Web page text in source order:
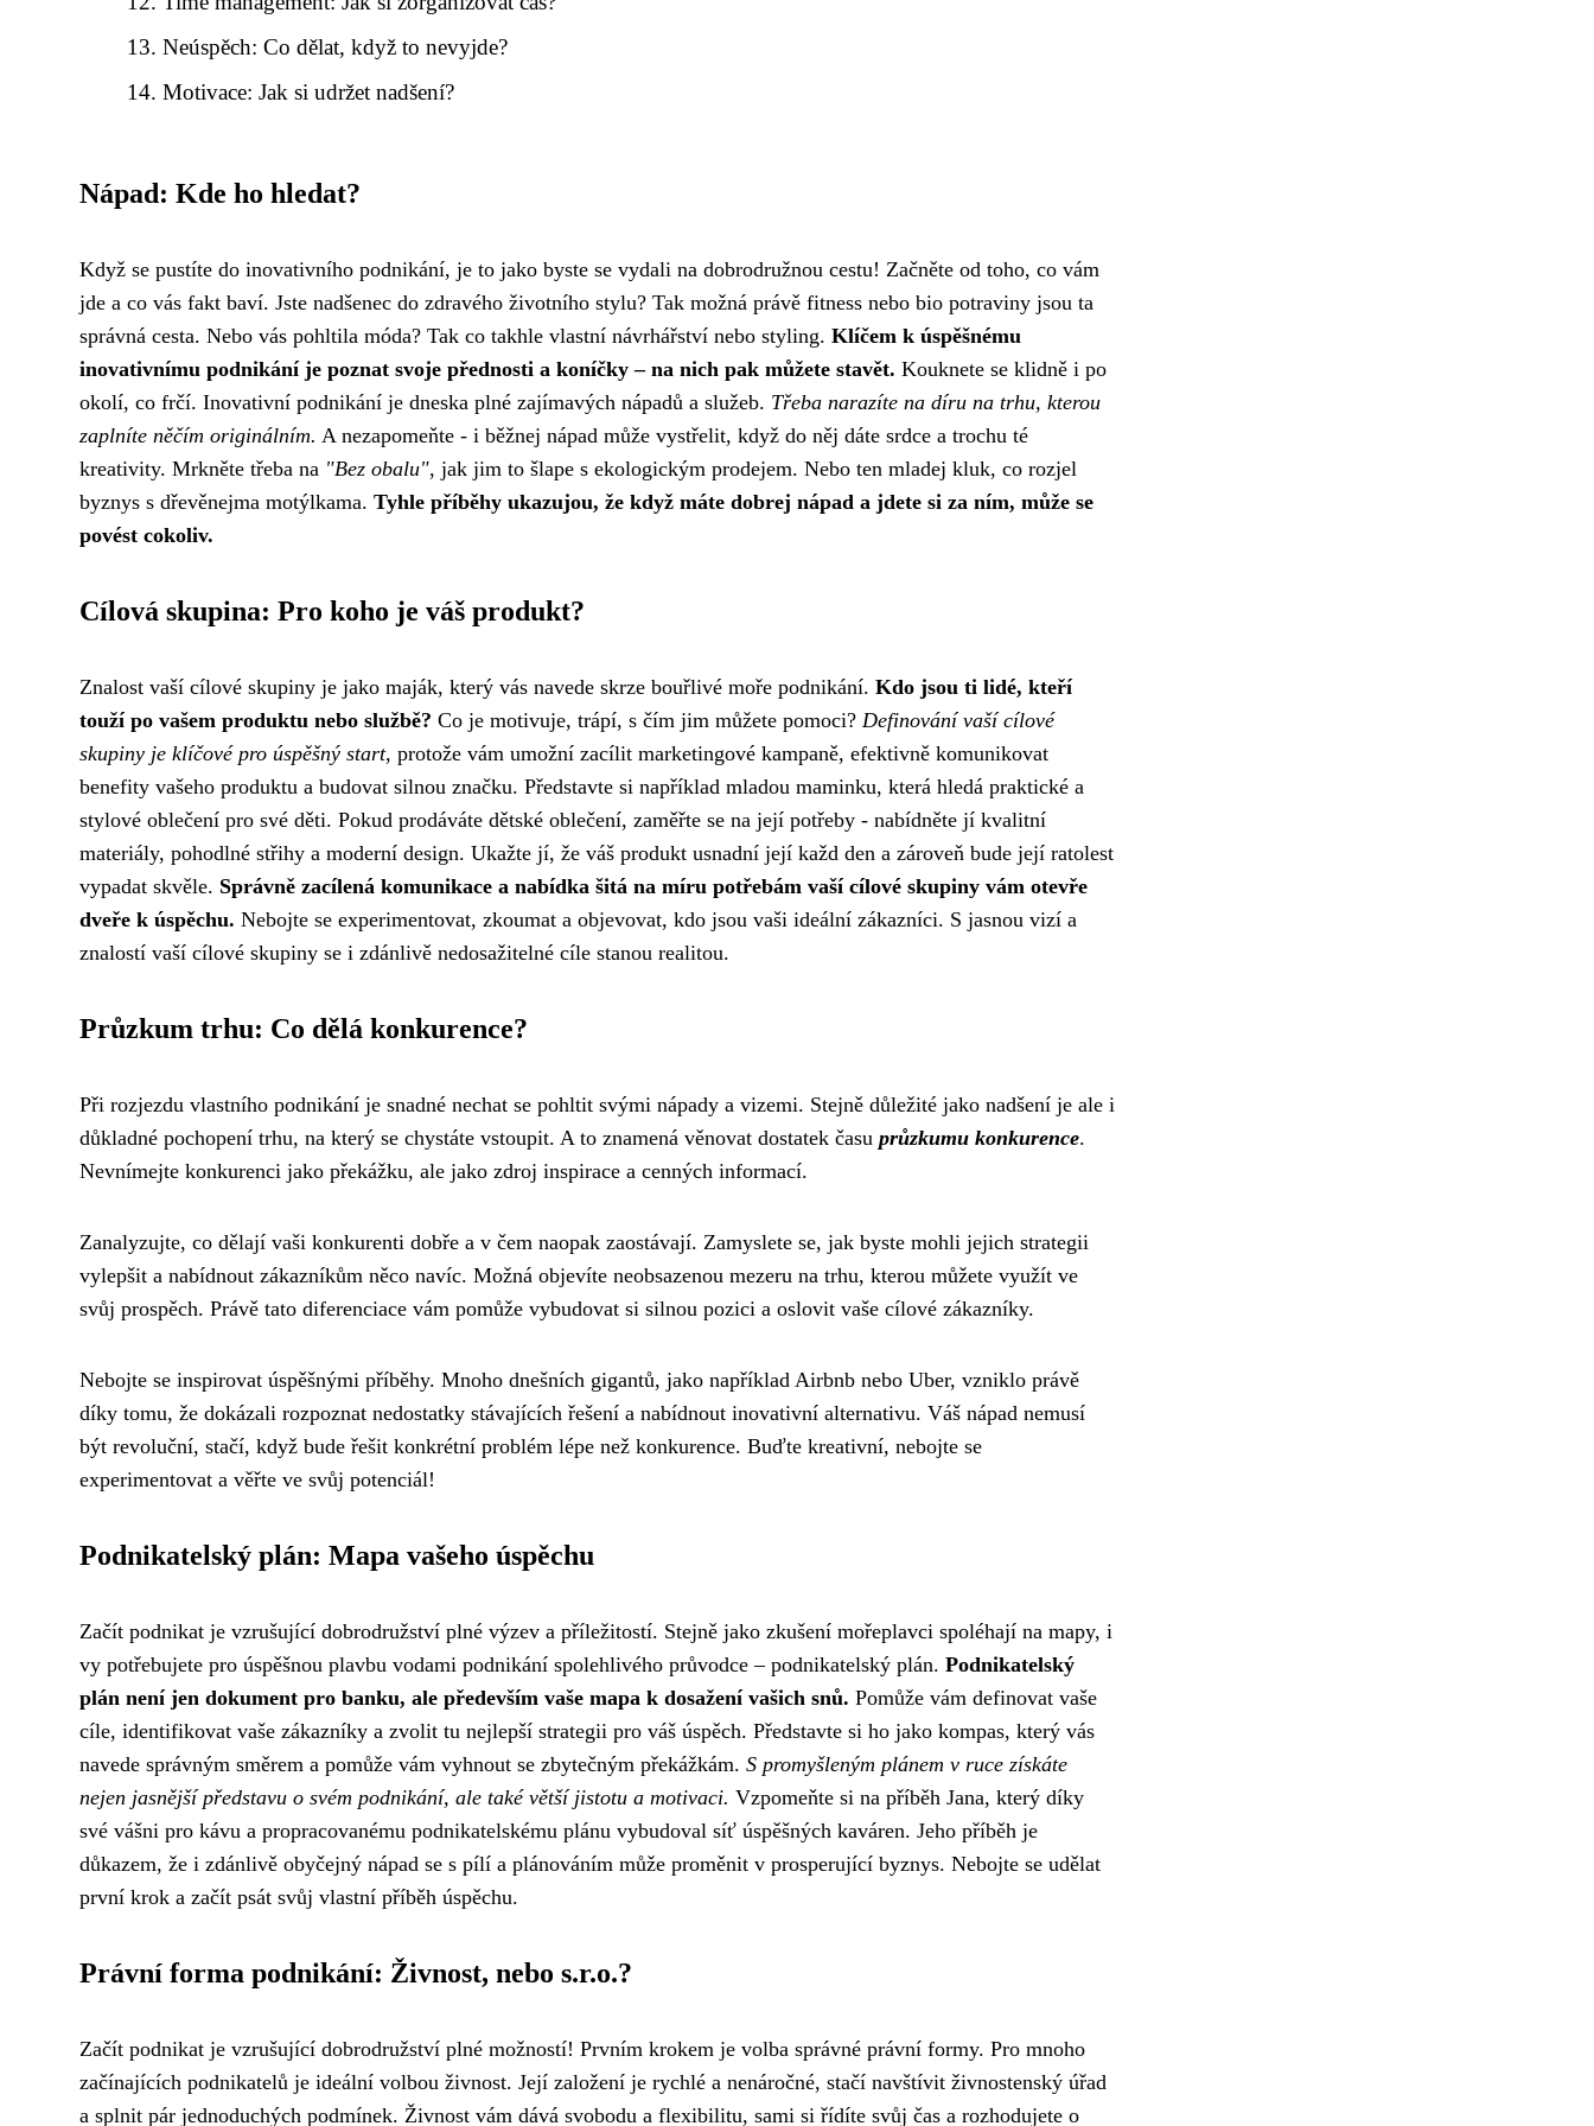
Neúspěch: Co dělat, když to nevyjde?
Motivace: Jak si udržet nadšení?
Nápad: Kde ho hledat?
Když se pustíte do inovativního podnikání, je to jako byste se vydali na dobrodružnou cestu! Začněte od toho, co vám
jde a co vás fakt baví. Jste nadšenec do zdravého životního stylu? Tak možná právě fitness nebo bio potraviny jsou ta
správná cesta. Nebo vás pohltila móda? Tak co takhle vlastní návrhářství nebo styling. Klíčem k úspěšnému
inovativnímu podnikání je poznat svoje přednosti a koníčky – na nich pak můžete stavět. Kouknete se klidně i po
okolí, co frčí. Inovativní podnikání je dneska plné zajímavých nápadů a služeb. Třeba narazíte na díru na trhu, kterou
zaplníte něčím originálním. A nezapomeňte - i běžnej nápad může vystřelit, když do něj dáte srdce a trochu té
kreativity. Mrkněte třeba na "Bez obalu", jak jim to šlape s ekologickým prodejem. Nebo ten mladej kluk, co rozjel
byznys s dřevěnejma motýlkama. Tyhle příběhy ukazujou, že když máte dobrej nápad a jdete si za ním, může se
povést cokoliv.
Cílová skupina: Pro koho je váš produkt?
Znalost vaší cílové skupiny je jako maják, který vás navede skrze bouřlivé moře podnikání. Kdo jsou ti lidé, kteří
touží po vašem produktu nebo službě? Co je motivuje, trápí, s čím jim můžete pomoci? Definování vaší cílové
skupiny je klíčové pro úspěšný start, protože vám umožní zacílit marketingové kampaně, efektivně komunikovat
benefity vašeho produktu a budovat silnou značku. Představte si například mladou maminku, která hledá praktické a
stylové oblečení pro své děti. Pokud prodáváte dětské oblečení, zaměřte se na její potřeby - nabídněte jí kvalitní
materiály, pohodlné střihy a moderní design. Ukažte jí, že váš produkt usnadní její každ den a zároveň bude její ratolest
vypadat skvěle. Správně zacílená komunikace a nabídka šitá na míru potřebám vaší cílové skupiny vám otevře
dveře k úspěchu. Nebojte se experimentovat, zkoumat a objevovat, kdo jsou vaši ideální zákazníci. S jasnou vizí a
znalostí vaší cílové skupiny se i zdánlivě nedosažitelné cíle stanou realitou.
Průzkum trhu: Co dělá konkurence?
Při rozjezdu vlastního podnikání je snadné nechat se pohltit svými nápady a vizemi. Stejně důležité jako nadšení je ale i
důkladné pochopení trhu, na který se chystáte vstoupit. A to znamená věnovat dostatek času průzkumu konkurence.
Nevnímejte konkurenci jako překážku, ale jako zdroj inspirace a cenných informací.
Zanalyzujte, co dělají vaši konkurenti dobře a v čem naopak zaostávají. Zamyslete se, jak byste mohli jejich strategii
vylepšit a nabídnout zákazníkům něco navíc. Možná objevíte neobsazenou mezeru na trhu, kterou můžete využít ve
svůj prospěch. Právě tato diferenciace vám pomůže vybudovat si silnou pozici a oslovit vaše cílové zákazníky.
Nebojte se inspirovat úspěšnými příběhy. Mnoho dnešních gigantů, jako například Airbnb nebo Uber, vzniklo právě
díky tomu, že dokázali rozpoznat nedostatky stávajících řešení a nabídnout inovativní alternativu. Váš nápad nemusí
být revoluční, stačí, když bude řešit konkrétní problém lépe než konkurence. Buďte kreativní, nebojte se
experimentovat a věřte ve svůj potenciál!
Podnikatelský plán: Mapa vašeho úspěchu
Začít podnikat je vzrušující dobrodružství plné výzev a příležitostí. Stejně jako zkušení mořeplavci spoléhají na mapy, i
vy potřebujete pro úspěšnou plavbu vodami podnikání spolehlivého průvodce – podnikatelský plán. Podnikatelský
plán není jen dokument pro banku, ale především vaše mapa k dosažení vašich snů. Pomůže vám definovat vaše
cíle, identifikovat vaše zákazníky a zvolit tu nejlepší strategii pro váš úspěch. Představte si ho jako kompas, který vás
navede správným směrem a pomůže vám vyhnout se zbytečným překážkám. S promyšleným plánem v ruce získáte
nejen jasnější představu o svém podnikání, ale také větší jistotu a motivaci. Vzpomeňte si na příběh Jana, který díky
své vášni pro kávu a propracovanému podnikatelskému plánu vybudoval síť úspěšných kaváren. Jeho příběh je
důkazem, že i zdánlivě obyčejný nápad se s pílí a plánováním může proměnit v prosperující byznys. Nebojte se udělat
první krok a začít psát svůj vlastní příběh úspěchu.
Právní forma podnikání: Živnost, nebo s.r.o.?
Začít podnikat je vzrušující dobrodružství plné možností! Prvním krokem je volba správné právní formy. Pro mnoho
začínajících podnikatelů je ideální volbou živnost. Její založení je rychlé a nenáročné, stačí navštívit živnostenský úřad
a splnit pár jednoduchých podmínek. Živnost vám dává svobodu a flexibilitu, sami si řídíte svůj čas a rozhodujete o